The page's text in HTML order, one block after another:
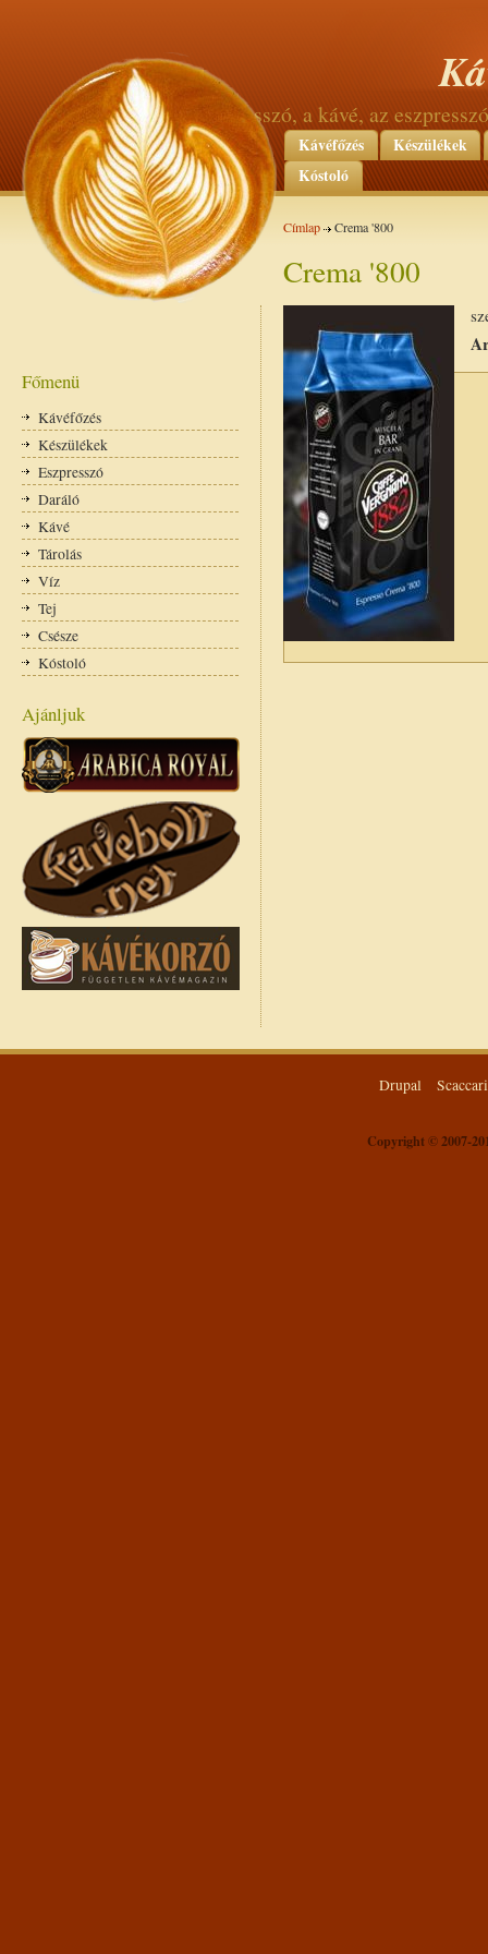
az eszpresszó, a kávé, az
Kávéfőzés
Készülékek
Kóstoló
Címlap Crema '800
Crema '800
Főmenü
Kávéfőzés
Készülékek
Eszpresszó
Daráló
Kávé
Tárolás
Víz
Tej
Csésze
Kóstoló
Ajánljuk
Drupal
Copyright © 2007-